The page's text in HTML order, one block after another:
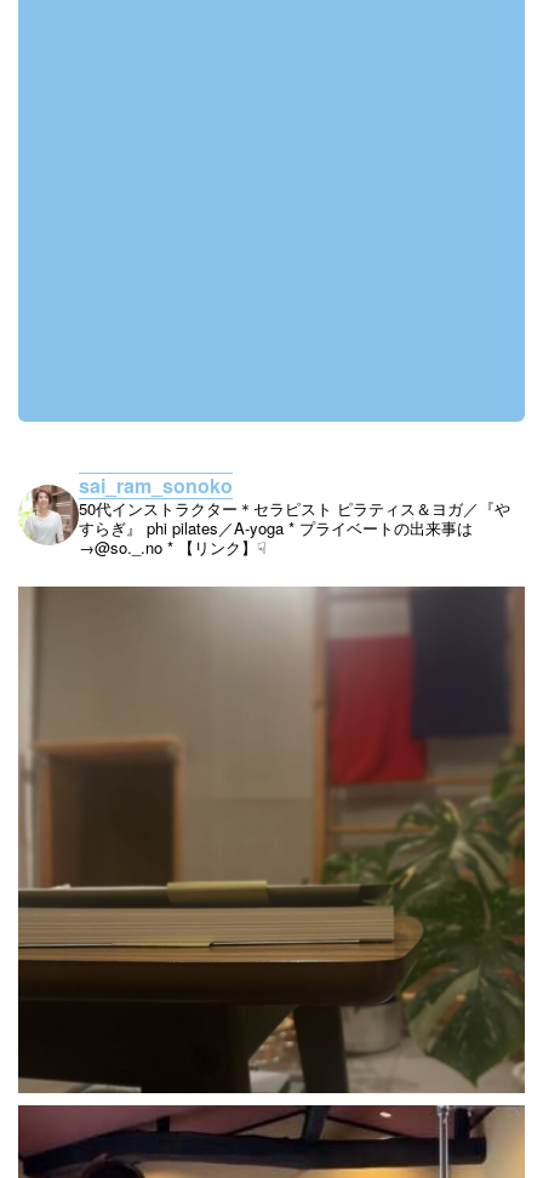
sai_ram_sonoko
50代インストラクター＊セラピスト ピラティス＆ヨガ／『や
すらぎ』
phi pilates／A-yoga * プライベートの出来事は
→@so._.no * 【リンク】☟